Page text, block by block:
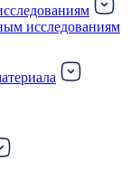
исследованиям